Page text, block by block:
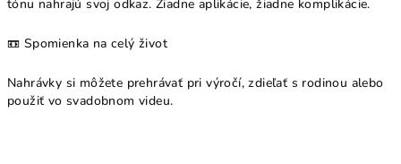
tónu nahrajú svoj odkaz. Žiadne aplikácie, žiadne komplikácie.
📼 Spomienka na celý život
Nahrávky si môžete prehrávať pri výročí, zdieľať s rodinou alebo
použiť vo svadobnom videu.